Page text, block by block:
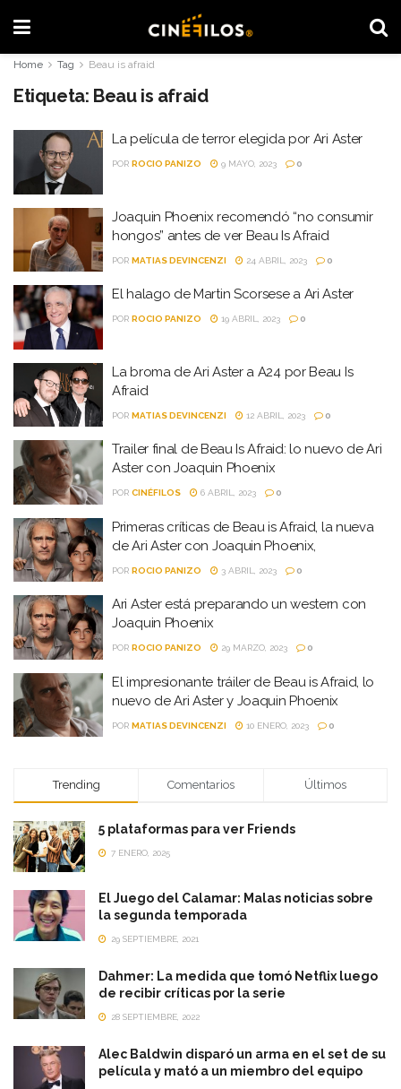
Home Tag Beau is afraid
Etiqueta: Beau is afraid
La película de terror elegida por Ari Aster
POR ROCIO PANIZO 9 MAYO, 2023 0
Joaquin Phoenix recomendó “no consumir
hongos” antes de ver Beau Is Afraid
POR MATIAS DEVINCENZI 24 ABRIL, 2023 0
El halago de Martin Scorsese a Ari Aster
POR ROCIO PANIZO 19 ABRIL, 2023 0
La broma de Ari Aster a A24 por Beau Is
Afraid
POR MATIAS DEVINCENZI 12 ABRIL, 2023 0
Trailer final de Beau Is Afraid: lo nuevo de Ari
Aster con Joaquin Phoenix
POR CINÉFILOS 6 ABRIL, 2023 0
Primeras críticas de Beau is Afraid, la nueva
de Ari Aster con Joaquin Phoenix,
POR ROCIO PANIZO 3 ABRIL, 2023 0
Ari Aster está preparando un western con
Joaquin Phoenix
POR ROCIO PANIZO 29 MARZO, 2023 0
El impresionante tráiler de Beau is Afraid, lo
nuevo de Ari Aster y Joaquin Phoenix
POR MATIAS DEVINCENZI 10 ENERO, 2023 0
Trending Comentarios Últimos
5 plataformas para ver Friends
7 ENERO, 2025
El Juego del Calamar: Malas noticias sobre
la segunda temporada
29 SEPTIEMBRE, 2021
Dahmer: La medida que tomó Netflix luego
de recibir críticas por la serie
28 SEPTIEMBRE, 2022
Alec Baldwin disparó un arma en el set de su
película y mató a un miembro del equipo